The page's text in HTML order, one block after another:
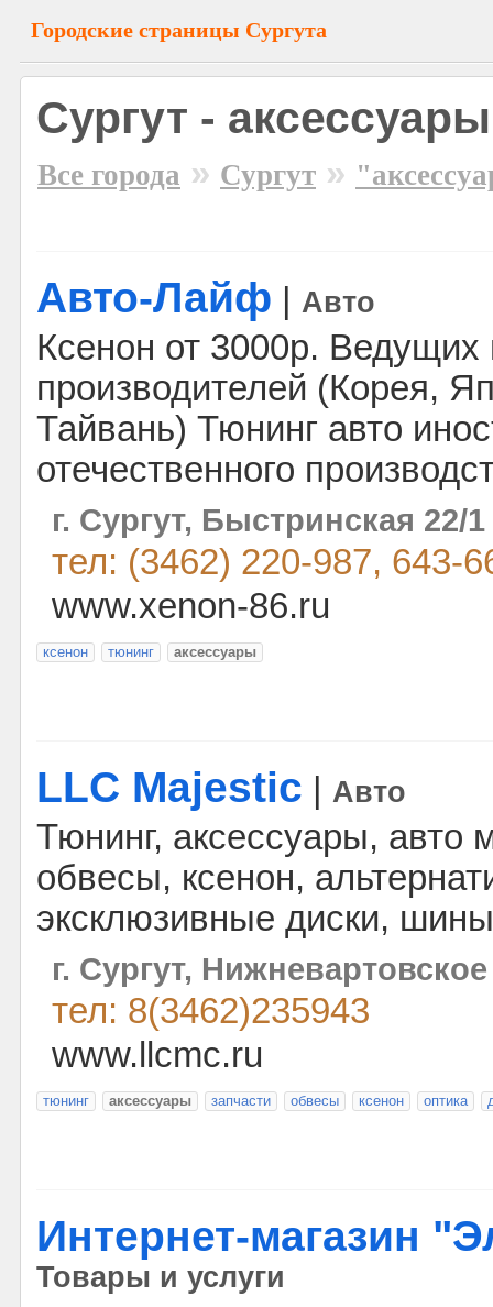
Городские страницы Сургута
Сургут - аксессуары
Все города » Сургут »
Авто-Лайф Авто
Ксенон от 3000р.
производителей (Корея,
Тайвань) Тюнинг авто
отечественного
г. Сургут, Быстринская
тел: (3462) 220-987, 643-
www.xenon-86.ru
ксенон тюнинг аксессуары
LLC Majestic Авто
Тюнинг, аксессуары, авто
обвесы, ксенон,
эксклюзивные диски,
г. Сургут,
тел: 8(3462)235943
www.llcmc.ru
тюнинг аксессуары запчасти обвесы ксенон оптика
Интернет-магазин
Товары и услуги